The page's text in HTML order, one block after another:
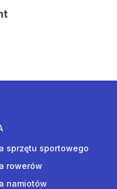
sprzętu sportowego
rowerów
namiotów